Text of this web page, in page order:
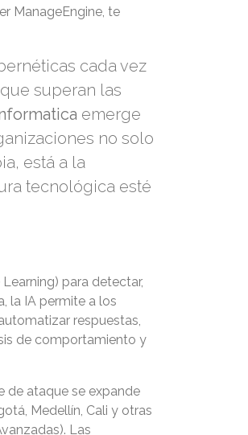
ManageEngine, te
cada vez
superan las
emerge
no solo
está a la
tecnológica esté
para detectar,
la IA permite a los
respuestas,
de comportamiento y
de ataque se expande
Medellín, Cali y otras
Las